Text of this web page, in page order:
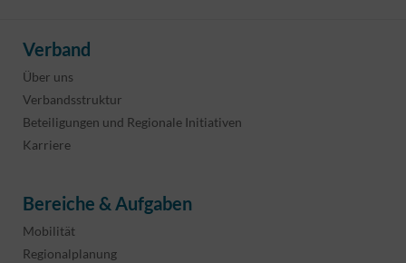
Verband
Über uns
Verbandsstruktur
Beteiligungen und Regionale Initiativen
Karriere
Bereiche & Aufgaben
Mobilität
Regionalplanung